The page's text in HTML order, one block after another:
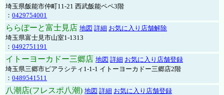
埼玉県飯能市仲町11-21 西武飯能ペペ3階
： 0429754001
ららぽーと富士見店 地図 詳細 お気に入り店舗解除
埼玉県富士見市山室1-1313
： 0492751191
イトーヨーカドー三郷店 地図 詳細 お気に入り店舗登録
埼玉県三郷市ピアラシティ1-1-1 イトーヨーカドー三郷店2階
： 0489541511
八潮店(フレスポ八潮) 地図 詳細 お気に入り店舗登録